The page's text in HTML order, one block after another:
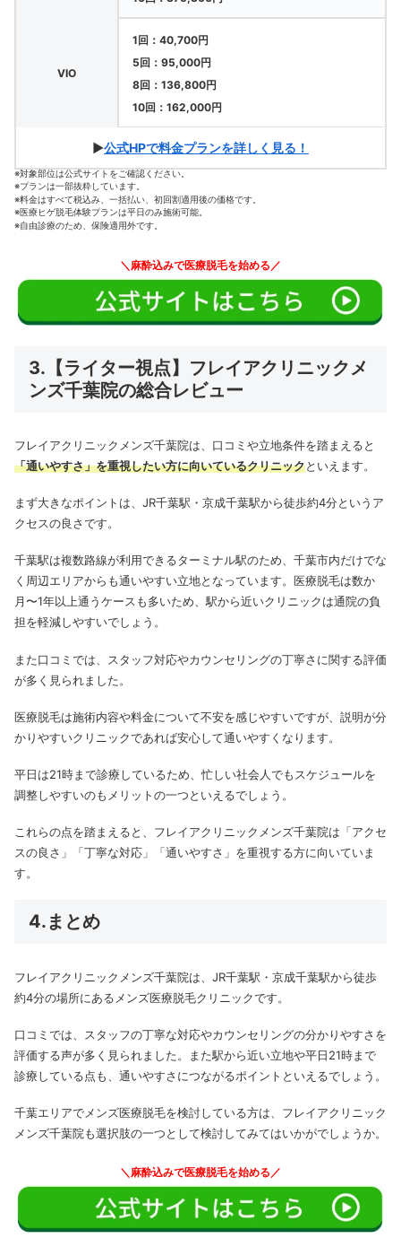
VIO
1回：40,700円
5回：95,000円
8回：136,800円
10回：162,000円
▶公式HPで料金プランを詳しく見る！
※対象部位は公式サイトをご確認ください。
※プランは一部抜粋しています。
※料金はすべて税込み、一括払い、初回割適用後の価格です。
※医療ヒゲ脱毛体験プランは平日のみ施術可能。
※自由診療のため、保険適用外です。
＼麻酔込みで医療脱毛を始める／
3.【ライター視点】フレイアクリニックメ
ンズ千葉院の総合レビュー
フレイアクリニックメンズ千葉院は、口コミや立地条件を踏まえると
「通いやすさ」を重視したい方に向いているクリニックといえます。
まず大きなポイントは、JR千葉駅・京成千葉駅から徒歩約4分というア
クセスの良さです。
千葉駅は複数路線が利用できるターミナル駅のため、千葉市内だけでな
く周辺エリアからも通いやすい立地となっています。医療脱毛は数か
月〜1年以上通うケースも多いため、駅から近いクリニックは通院の負
担を軽減しやすいでしょう。
また口コミでは、スタッフ対応やカウンセリングの丁寧さに関する評価
が多く見られました。
医療脱毛は施術内容や料金について不安を感じやすいですが、説明が分
かりやすいクリニックであれば安心して通いやすくなります。
平日は21時まで診療しているため、忙しい社会人でもスケジュールを
調整しやすいのもメリットの一つといえるでしょう。
これらの点を踏まえると、フレイアクリニックメンズ千葉院は「アクセ
スの良さ」「丁寧な対応」「通いやすさ」を重視する方に向いていま
す。
4.まとめ
フレイアクリニックメンズ千葉院は、JR千葉駅・京成千葉駅から徒歩
約4分の場所にあるメンズ医療脱毛クリニックです。
口コミでは、スタッフの丁寧な対応やカウンセリングの分かりやすさを
評価する声が多く見られました。また駅から近い立地や平日21時まで
診療している点も、通いやすさにつながるポイントといえるでしょう。
千葉エリアでメンズ医療脱毛を検討している方は、フレイアクリニック
メンズ千葉院も選択肢の一つとして検討してみてはいかがでしょうか。
＼麻酔込みで医療脱毛を始める／